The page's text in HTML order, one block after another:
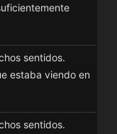
sentidos.
estaba viendo en
sentidos.